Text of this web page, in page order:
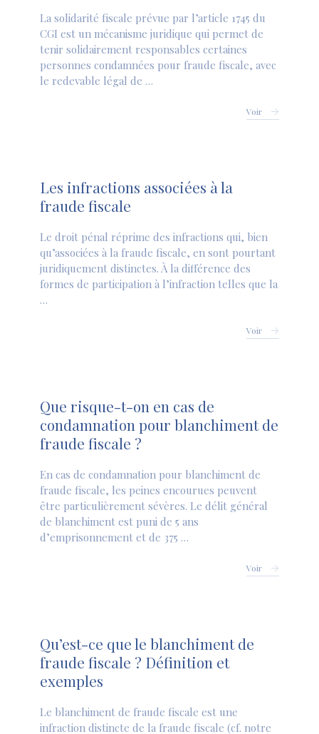
La solidarité fiscale prévue par l’article 1745 du
CGI est un mécanisme juridique qui permet de
tenir solidairement responsables certaines
personnes condamnées pour fraude fiscale, avec
le redevable légal de …
Voir
Les infractions associées à la
fraude fiscale
Le droit pénal réprime des infractions qui, bien
qu’associées à la fraude fiscale, en sont pourtant
juridiquement distinctes. À la différence des
formes de participation à l’infraction telles que la
…
Voir
Que risque-t-on en cas de
condamnation pour blanchiment de
fraude fiscale ?
En cas de condamnation pour blanchiment de
fraude fiscale, les peines encourues peuvent
être particulièrement sévères. Le délit général
de blanchiment est puni de 5 ans
d’emprisonnement et de 375 …
Voir
Qu’est-ce que le blanchiment de
fraude fiscale ? Définition et
exemples
Le blanchiment de fraude fiscale est une
infraction distincte de la fraude fiscale (cf. notre